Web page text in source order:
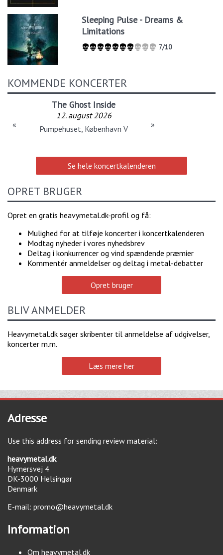
Sleeping Pulse - Dreams &
Limitations
7/10
KOMMENDE KONCERTER
The Ghost Inside
12. august 2026
Pumpehuset, København V
« »
Se hele koncertkalenderen
OPRET BRUGER
Opret en gratis heavymetal.dk-profil og få:
Mulighed for at tilføje koncerter i koncertkalenderen
Modtag nyheder i vores nyhedsbrev
Deltag i konkurrencer og vind spændende præmier
Kommentér anmeldelser og deltag i metal-debatter
Opret bruger
BLIV ANMELDER
Heavymetal.dk søger skribenter til anmeldelse af udgivelser,
koncerter m.m.
Læs mere her
Adresse
Use this address for sending review material:
heavymetal.dk
Hymersvej 4
DK-3000 Helsingør
Denmark
E-mail: promo@heavymetal.dk
Information
Om heavymetal.dk